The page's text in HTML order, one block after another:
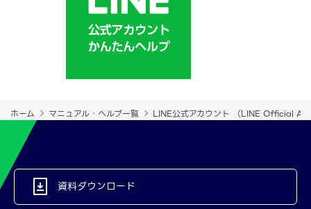
ホーム マニュアル・ヘルプ一覧 LINE公式アカウント （LINE Official
資料ダウンロード